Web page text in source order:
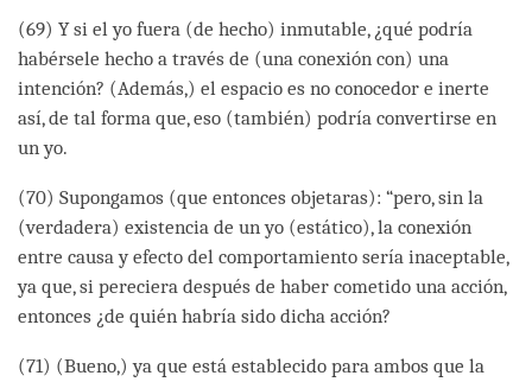
(69) Y si el yo fuera (de hecho) inmutable, ¿qué podría
habérsele hecho a través de (una conexión con) una
intención? (Además,) el espacio es no conocedor e inerte
así, de tal forma que, eso (también) podría convertirse en
un yo.
(70) Supongamos (que entonces objetaras): “pero, sin la
(verdadera) existencia de un yo (estático), la conexión
entre causa y efecto del comportamiento sería inaceptable,
ya que, si pereciera después de haber cometido una acción,
entonces ¿de quién habría sido dicha acción?
(71) (Bueno,) ya que está establecido para ambos que la